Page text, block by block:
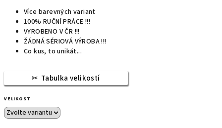
Více barevných variant
100% RUČNÍ PRÁCE !!!
VYROBENO V ČR !!!
ŽÁDNÁ SÉRIOVÁ VÝROBA !!!
Co kus, to unikát...
Tabulka velikostí
VELIKOST